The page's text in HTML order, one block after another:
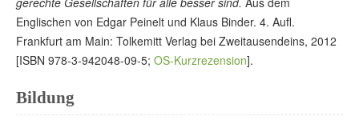
Englischen von Edgar Peinelt und Klaus Binder. 4. Aufl.
Frankfurt am Main: Tolkemitt Verlag bei Zweitausendeins, 2012
[ISBN 978-3-942048-09-5; OS-Kurzrezension].
Bildung